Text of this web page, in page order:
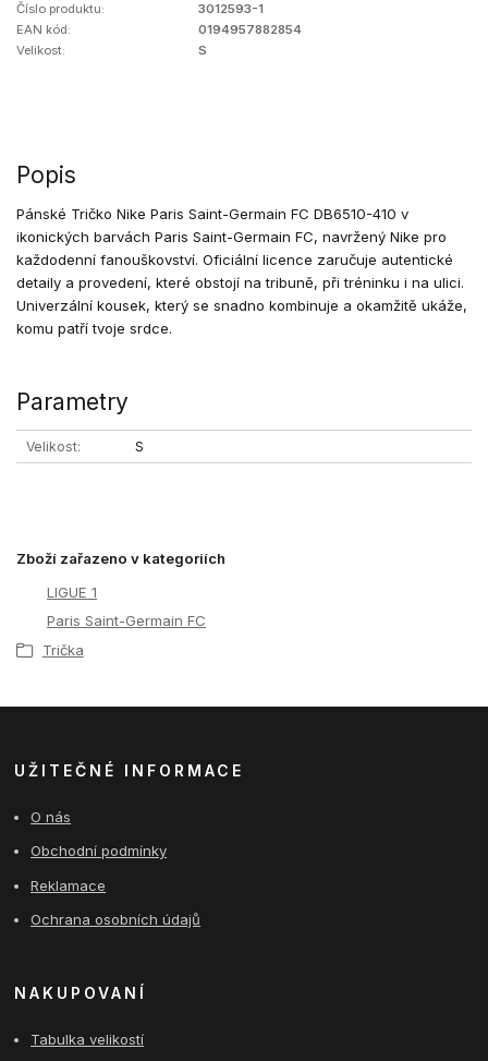
Číslo produktu:
3012593-1
EAN kód:
0194957882854
Velikost:
S
Popis
Pánské Tričko Nike Paris Saint-Germain FC DB6510-410 v
ikonických barvách Paris Saint-Germain FC, navržený Nike pro
každodenní fanouškovství. Oficiální licence zaručuje autentické
detaily a provedení, které obstojí na tribuně, při tréninku i na ulici.
Univerzální kousek, který se snadno kombinuje a okamžitě ukáže,
komu patří tvoje srdce.
Parametry
Velikost S
Zboží zařazeno v kategoriích
LIGUE 1
Paris Saint-Germain FC
Trička
UŽITEČNÉ INFORMACE
O nás
Obchodní podmínky
Reklamace
Ochrana osobních údajů
NAKUPOVANÍ
Tabulka velikostí